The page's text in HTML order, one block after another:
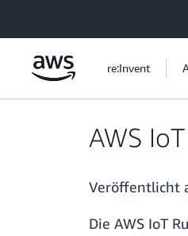
re:Invent
AWS
Veröffentlicht
Die AWS IoT